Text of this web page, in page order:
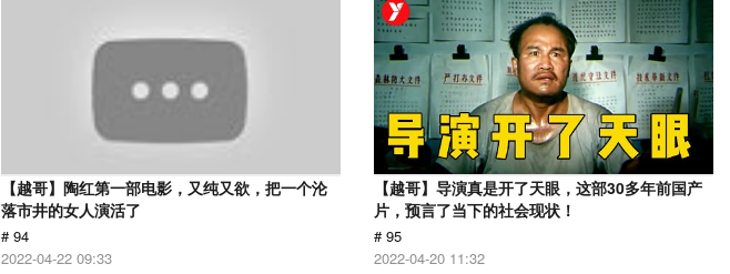
【越哥】陶红第一部电影，又纯又欲，把一个沦
落市井的女人演活了
# 94
2022-04-22 09:33
【越哥】导演真是开了天眼，这部30多年前国产
片，预言了当下的社会现状！
# 95
2022-04-20 11:32